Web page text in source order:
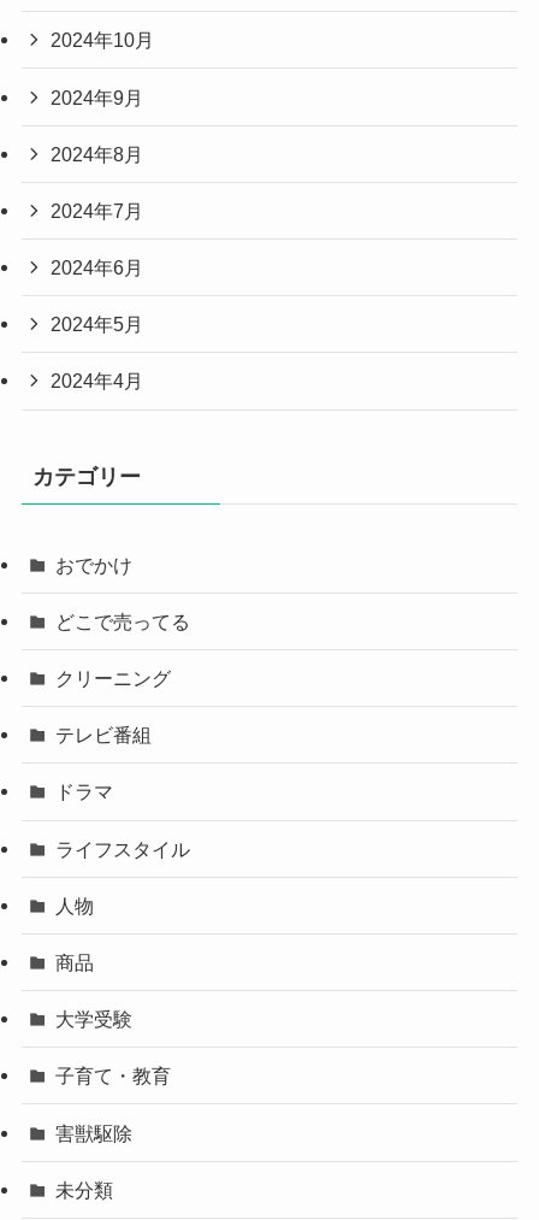
2024年10月
2024年9月
2024年8月
2024年7月
2024年6月
2024年5月
2024年4月
カテゴリー
おでかけ
どこで売ってる
クリーニング
テレビ番組
ドラマ
ライフスタイル
人物
商品
大学受験
子育て・教育
害獣駆除
未分類